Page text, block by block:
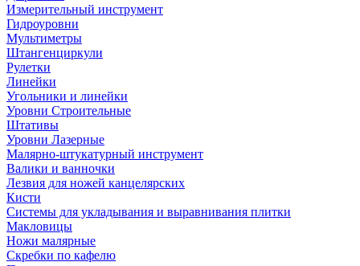
Измерительный инструмент
Гидроуровни
Мультиметры
Штангенциркули
Рулетки
Линейки
Угольники и линейки
Уровни Строительные
Штативы
Уровни Лазерные
Малярно-штукатурный инструмент
Валики и ванночки
Лезвия для ножей канцелярских
Кисти
Системы для укладывания и выравнивания плитки
Макловицы
Ножи малярные
Скребки по кафелю